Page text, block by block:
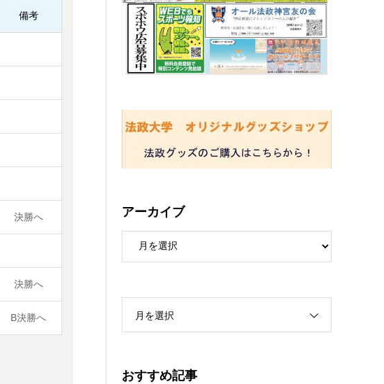
備考
決勝へ
決勝へ
B決勝へ
アーカイブ
月を選択
おすすめ記事